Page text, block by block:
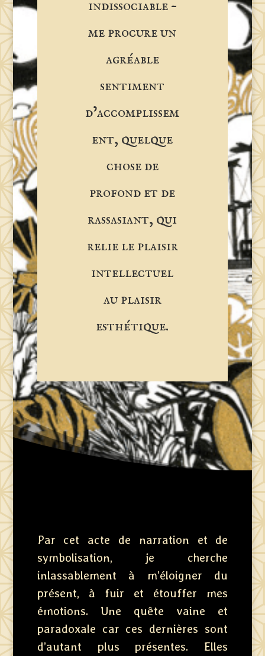
indissociable –
me procure un
agréable
sentiment
d’accomplissem
ent, quelque
chose de
profond et de
rassasiant, qui
relie le plaisir
intellectuel
au plaisir
esthétique.
Par cet acte de narration et de
symbolisation, je cherche
inlassablement à m’éloigner du
présent, à fuir et étouffer mes
émotions. Une quête vaine et
paradoxale car ces dernières sont
d’autant plus présentes. Elles